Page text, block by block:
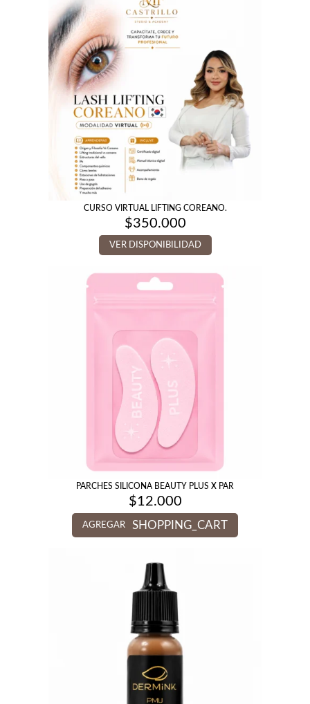
CURSO VIRTUAL LIFTING COREANO.
$350.000
VER DISPONIBILIDAD
PARCHES SILICONA BEAUTY PLUS X PAR
$12.000
AGREGAR SHOPPING_CART